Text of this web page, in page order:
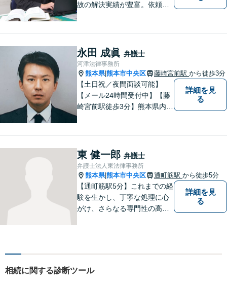
故の解決実績が豊富。依頼者
ださい。【熊本市中心部】地
域に密着した町医者みたいな
弁護士です。
永田 成眞 弁護士
河津法律事務所
熊本県|熊本市中央区 藤崎宮前駅 から徒歩3分
【土日祝／夜間面談可能】
【メール24時間受付中】【藤
崎宮前駅徒歩3分】熊本県内及
の方の契約関係トラブルまで
幅広くご相談いただいており
ます。お気軽にご相談くださ
い。
詳細を見
る
東 健一郎 弁護士
弁護士法人東法律事務所
熊本県|熊本市中央区 通町筋駅 から徒歩5分
【通町筋駅5分】これまでの経
験を生かし、丁寧な処理に心
がけ、さらなる専門性の高い
意しております。様々な問題
軽にご相談下さい。
詳細を見
る
相続に関する診断ツール